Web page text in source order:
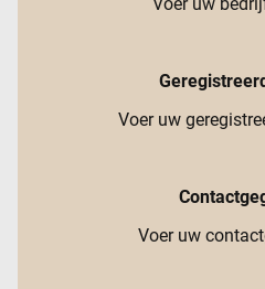
Voer uw
Voer uw